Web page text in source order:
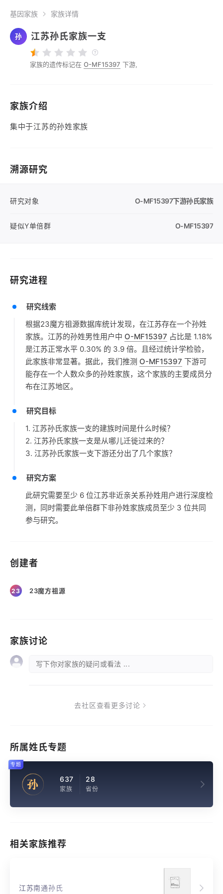
基因家族 家族详情
孙 江苏孙氏家族一支
家族的遗传标记在 O-MF15397 下游,
家族介绍
集中于江苏的孙姓家族
溯源研究
研究对象 O-MF15397下游孙氏家族
疑似Y单倍群 O-MF15397
研究进程
研究线索
根据23魔方祖源数据库统计发现，在江苏存在一个孙姓
家族。江苏的孙姓男性用户中 O-MF15397 占比是 1.18%
是江苏正常水平 0.30% 的 3.9 倍。且经过统计学检验，
此家族非常显著。据此，我们推测 O-MF15397 下游可
能存在一个人数众多的孙姓家族，这个家族的主要成员分
布在江苏地区。
研究目标
1. 江苏孙氏家族一支的建族时间是什么时候？
2. 江苏孙氏家族一支是从哪儿迁徙过来的？
3. 江苏孙氏家族一支下游还分出了几个家族？
研究方案
此研究需要至少 6 位江苏非近亲关系孙姓用户进行深度检
测，同时需要此单倍群下非孙姓家族成员至少 3 位共同
参与研究。
创建者
23 23魔方祖源
家族讨论
写下你对家族的疑问或看法 ...
去社区查看更多讨论
所属姓氏专题
孙 637
家族
28
省份
专题
相关家族推荐
江苏南通孙氏